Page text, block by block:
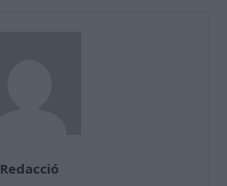
Redacció